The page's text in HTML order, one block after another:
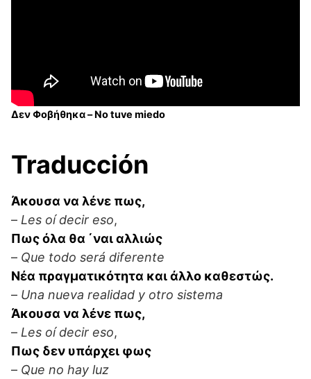
Δεν Φοβήθηκα – No tuve miedo
Traducción
Άκουσα να λένε πως,
– Les oí decir eso,
Πως όλα θα ΄ναι αλλιώς
– Que todo será diferente
Νέα πραγματικότητα και άλλο καθεστώς.
– Una nueva realidad y otro sistema
Άκουσα να λένε πως,
– Les oí decir eso,
Πως δεν υπάρχει φως
– Que no hay luz